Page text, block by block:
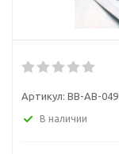
Артикул: BB-AB-
В наличии